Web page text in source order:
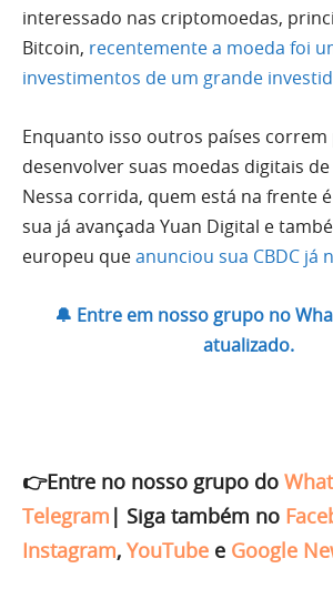
interessado nas criptomoedas,
Bitcoin, recentemente a moeda foi
investimentos de um grande
Enquanto isso outros países correm
desenvolver suas moedas digitais
Nessa corrida, quem está na frente
sua já avançada Yuan Digital e
europeu queanunciou sua CBDC já
🔔 Entre em nosso grupo no
atualizado.
👉Entre no nosso grupo do
Telegram | Siga também no
Instagram, YouTube e Google